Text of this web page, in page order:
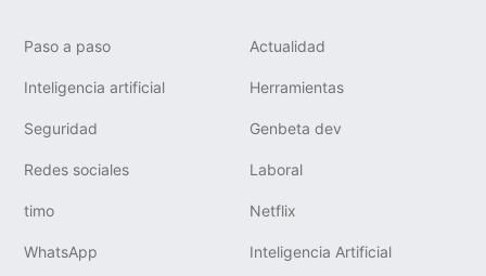
Paso a paso Actualidad
Inteligencia artificial Herramientas
Seguridad Genbeta dev
Redes sociales Laboral
timo Netflix
WhatsApp Inteligencia Artificial